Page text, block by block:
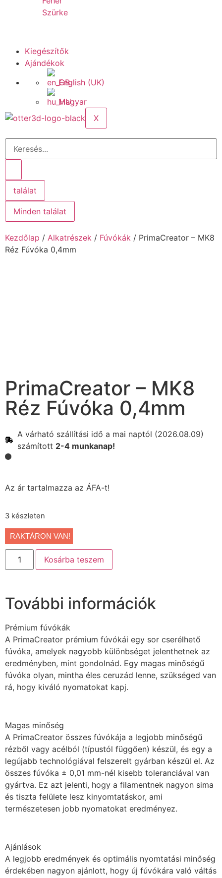
Szürke
Kiegészítők
Ajándékok
English (UK)
Magyar
X
találat
Minden találat
Kezdőlap / Alkatrészek / Fúvókák / PrimaCreator – MK8
Réz Fúvóka 0,4mm
PrimaCreator – MK8
Réz Fúvóka 0,4mm
A várható szállítási idő a mai naptól (2026.08.09)
számított 2-4 munkanap!
Az ár tartalmazza az ÁFA-t!
3 készleten
RAKTÁRON VAN!
Kosárba teszem
További információk
Prémium fúvókák
A PrimaCreator prémium fúvókái egy sor cserélhető
fúvóka, amelyek nagyobb különbséget jelenthetnek az
eredményben, mint gondolnád. Egy magas minőségű
fúvóka olyan, mintha éles ceruzád lenne, szükséged van
rá, hogy kiváló nyomatokat kapj.
Magas minőség
A PrimaCreator összes fúvókája a legjobb minőségű
rézből vagy acélból (típustól függően) készül, és egy a
legújabb technológiával felszerelt gyárban készül el. Az
összes fúvóka ± 0,01 mm-nél kisebb toleranciával van
gyártva. Ez azt jelenti, hogy a filamentnek nagyon sima
és tiszta felülete lesz kinyomtatáskor, ami
természetesen jobb nyomatokat eredményez.
Ajánlások
A legjobb eredmények és optimális nyomtatási minőség
érdekében nagyon ajánlott, hogy új fúvókára való váltás